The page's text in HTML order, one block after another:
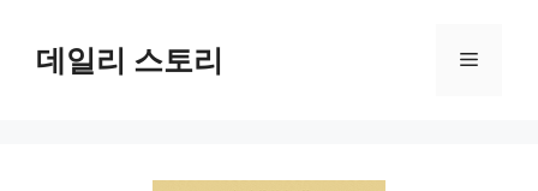
데일리 스토리 메